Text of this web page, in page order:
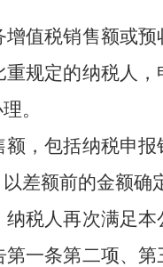
税销售额或预
规定的纳税人
。
包括纳税申报
差额前的金额确
人再次满足本
一条第二项、第